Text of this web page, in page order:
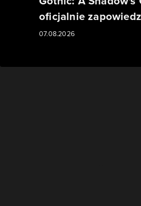
oficjalnie
07.08.2026